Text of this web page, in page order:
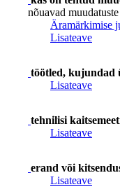
nõuavad
Äramärkimise
Lisateave
töötled, kujundad
Lisateave
tehnilisi
Lisateave
erand või
Lisateave